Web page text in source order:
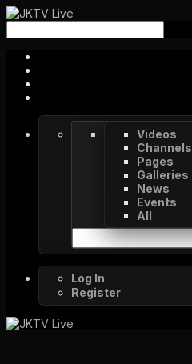
Videos
Channels
Pages
Galleries
News
Events
All
Log In
Register